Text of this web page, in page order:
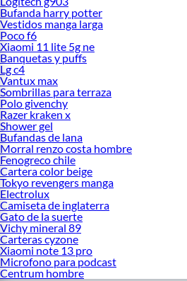
Bufanda harry potter
Vestidos manga larga
Poco f6
Xiaomi 11 lite 5g ne
Banquetas y puffs
Lg c4
Vantux max
Sombrillas para terraza
Polo givenchy
Razer kraken x
Shower gel
Bufandas de lana
Morral renzo costa hombre
Fenogreco chile
Cartera color beige
Tokyo revengers manga
Electrolux
Camiseta de inglaterra
Gato de la suerte
Vichy mineral 89
Carteras cyzone
Xiaomi note 13 pro
Microfono para podcast
Centrum hombre